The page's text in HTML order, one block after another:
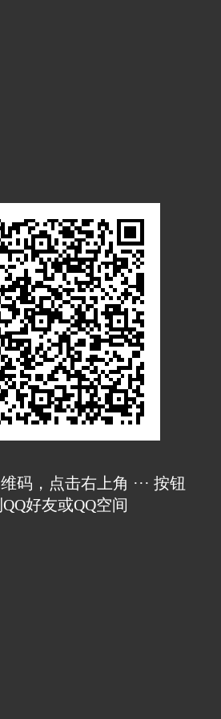
码，点击右上角 ··· 按钮
好友或QQ空间